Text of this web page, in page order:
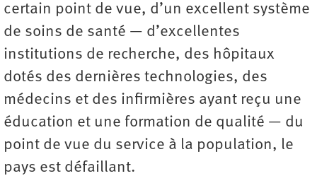
certain point de vue, d’un excellent système
de soins de santé — d’excellentes
institutions de recherche, des hôpitaux
dotés des dernières technologies, des
médecins et des infirmières ayant reçu une
éducation et une formation de qualité — du
point de vue du service à la population, le
pays est défaillant.